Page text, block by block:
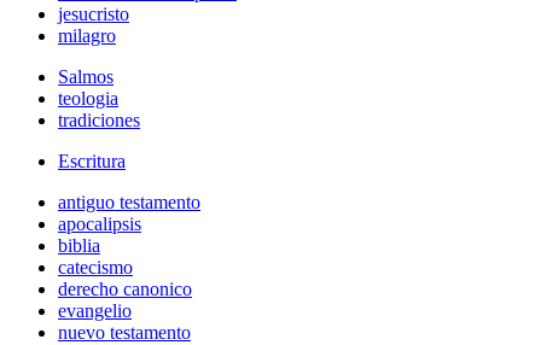
jesucristo
milagro
Salmos
teologia
tradiciones
Escritura
antiguo testamento
apocalipsis
biblia
catecismo
derecho canonico
evangelio
nuevo testamento